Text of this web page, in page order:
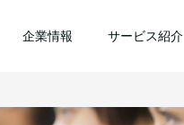
企業情報 サービス紹介